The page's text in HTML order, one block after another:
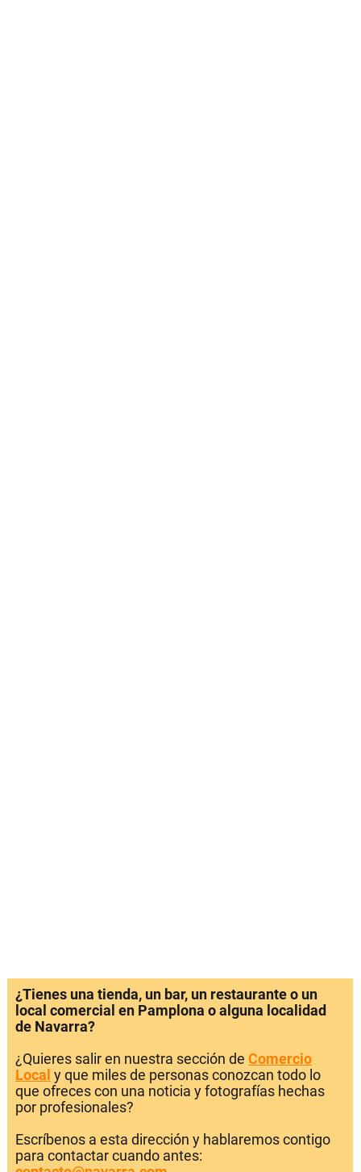
¿Tienes una tienda, un bar, un restaurante o un
local comercial en Pamplona o alguna localidad
de Navarra?
¿Quieres salir en nuestra sección de Comercio
Local y que miles de personas conozcan todo lo
que ofreces con una noticia y fotografías hechas
por profesionales?
Escríbenos a esta dirección y hablaremos contigo
para contactar cuando antes: